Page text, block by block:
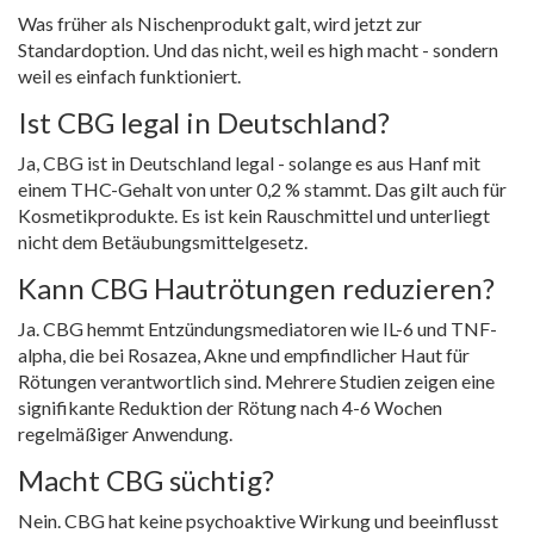
Was früher als Nischenprodukt galt, wird jetzt zur
Standardoption. Und das nicht, weil es high macht - sondern
weil es einfach funktioniert.
Ist CBG legal in Deutschland?
Ja, CBG ist in Deutschland legal - solange es aus Hanf mit
einem THC-Gehalt von unter 0,2 % stammt. Das gilt auch für
Kosmetikprodukte. Es ist kein Rauschmittel und unterliegt
nicht dem Betäubungsmittelgesetz.
Kann CBG Hautrötungen reduzieren?
Ja. CBG hemmt Entzündungsmediatoren wie IL-6 und TNF-
alpha, die bei Rosazea, Akne und empfindlicher Haut für
Rötungen verantwortlich sind. Mehrere Studien zeigen eine
signifikante Reduktion der Rötung nach 4-6 Wochen
regelmäßiger Anwendung.
Macht CBG süchtig?
Nein. CBG hat keine psychoaktive Wirkung und beeinflusst